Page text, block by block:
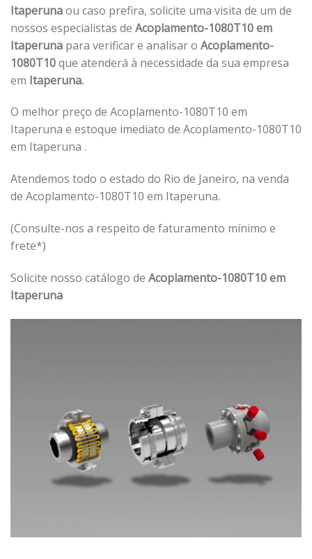
Itaperunaou caso prefira, solicite uma visita de um de
nossos especialistas de Acoplamento-1080T10 em
Itaperuna para verificar e analisar o Acoplamento-
1080T10que atenderá à necessidade da sua empresa
em Itaperuna.
O melhor preço de Acoplamento-1080T10 em
Itaperuna e estoque imediato de Acoplamento-1080T10
em Itaperuna .
Atendemos todo o estado do Rio de Janeiro, na venda
de Acoplamento-1080T10 em Itaperuna.
(Consulte-nos a respeito de faturamento mínimo e
frete*)
Solicite nosso catálogo de Acoplamento-1080T10 em
Itaperuna